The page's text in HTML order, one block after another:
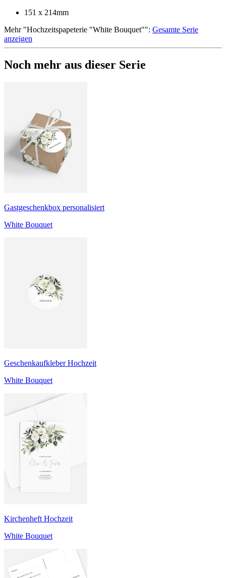
151 x 214mm
Mehr"Hochzeitspapeterie "White Bouquet"": Gesamte Serie
anzeigen
Noch mehr aus dieser Serie
Gastgeschenkbox personalisiert
White Bouquet
Geschenkaufkleber Hochzeit
White Bouquet
Kirchenheft Hochzeit
White Bouquet